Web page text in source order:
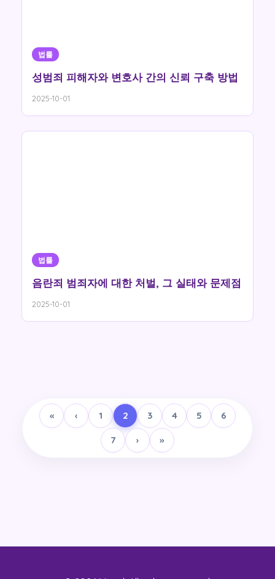
법률
성범죄 피해자와 변호사 간의 신뢰 구축 방법
2025-10-01
법률
음란죄 범죄자에 대한 처벌, 그 실태와 문제점
2025-10-01
« ‹ 1 2 3 4 5 6
7 › »